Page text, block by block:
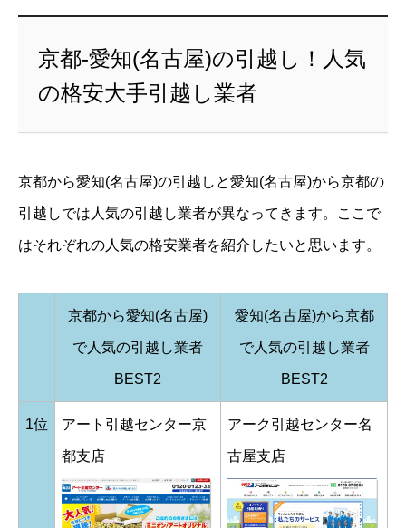
京都-愛知(名古屋)の引越し！人気
の格安大手引越し業者
京都から愛知(名古屋)の引越しと愛知(名古屋)から京都の
引越しでは人気の引越し業者が異なってきます。ここで
はそれぞれの人気の格安業者を紹介したいと思います。
京都から愛知(名古屋)
で人気の引越し業者
BEST2
愛知(名古屋)から京都
で人気の引越し業者
BEST2
1位 アート引越センター京
都支店
アーク引越センター名
古屋支店